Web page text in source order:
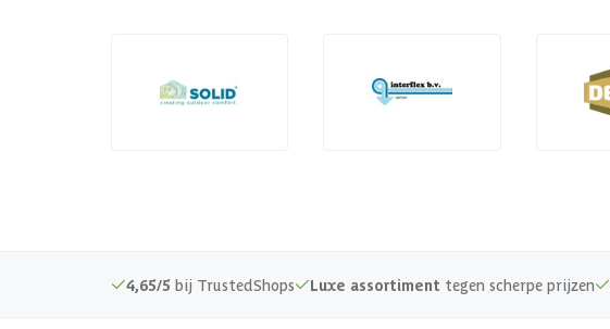
4,65/5 bij TrustedShops Luxe assortiment tegen scherpe prijzen